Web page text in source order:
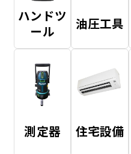
ハンドツ
ール
油圧工具
測定器 住宅設備